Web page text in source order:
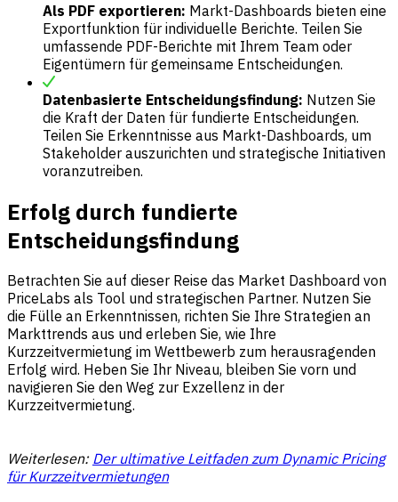
Als PDF exportieren: Markt-Dashboards bieten eine
Exportfunktion für individuelle Berichte. Teilen Sie
umfassende PDF-Berichte mit Ihrem Team oder
Eigentümern für gemeinsame Entscheidungen.
Datenbasierte Entscheidungsfindung: Nutzen Sie
die Kraft der Daten für fundierte Entscheidungen.
Teilen Sie Erkenntnisse aus Markt-Dashboards, um
Stakeholder auszurichten und strategische Initiativen
voranzutreiben.
Erfolg durch fundierte
Entscheidungsfindung
Betrachten Sie auf dieser Reise das Market Dashboard von
PriceLabs als Tool und strategischen Partner. Nutzen Sie
die Fülle an Erkenntnissen, richten Sie Ihre Strategien an
Markttrends aus und erleben Sie, wie Ihre
Kurzzeitvermietung im Wettbewerb zum herausragenden
Erfolg wird. Heben Sie Ihr Niveau, bleiben Sie vorn und
navigieren Sie den Weg zur Exzellenz in der
Kurzzeitvermietung.
Weiterlesen: Der ultimative Leitfaden zum Dynamic Pricing
für Kurzzeitvermietungen